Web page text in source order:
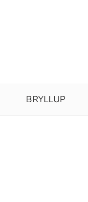
BRYLLUP